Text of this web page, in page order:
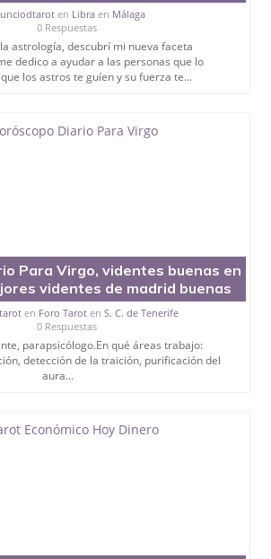
en Libraen Málaga
0 Respuestas
astrología, descubrí mi nueva faceta
dedico a ayudar a las personas que lo
los astros te guíen y su fuerza te...
Para Virgo, videntes buenas en
videntes de madrid buenas
en Foro Taroten S. C. de Tenerife
0 Respuestas
parapsicólogo.En qué áreas trabajo:
detección de la traición, purificación del
aura...